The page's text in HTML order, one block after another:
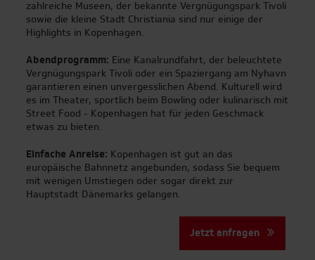
zahlreiche Museen, der bekannte Vergnügungspark Tivoli
sowie die kleine Stadt Christiania sind nur einige der
Highlights in Kopenhagen.
Abendprogramm: Eine Kanalrundfahrt, der beleuchtete
Vergnügungspark Tivoli oder ein Spaziergang am Nyhavn
garantieren einen unvergesslichen Abend. Kulturell wird
es im Theater, sportlich beim Bowling oder kulinarisch mit
Street Food - Kopenhagen hat für jeden Geschmack
etwas zu bieten.
Einfache Anreise: Kopenhagen ist gut an das
europäische Bahnnetz angebunden, sodass Sie bequem
mit wenigen Umstiegen oder sogar direkt zur
Hauptstadt Dänemarks gelangen.
Jetzt anfragen